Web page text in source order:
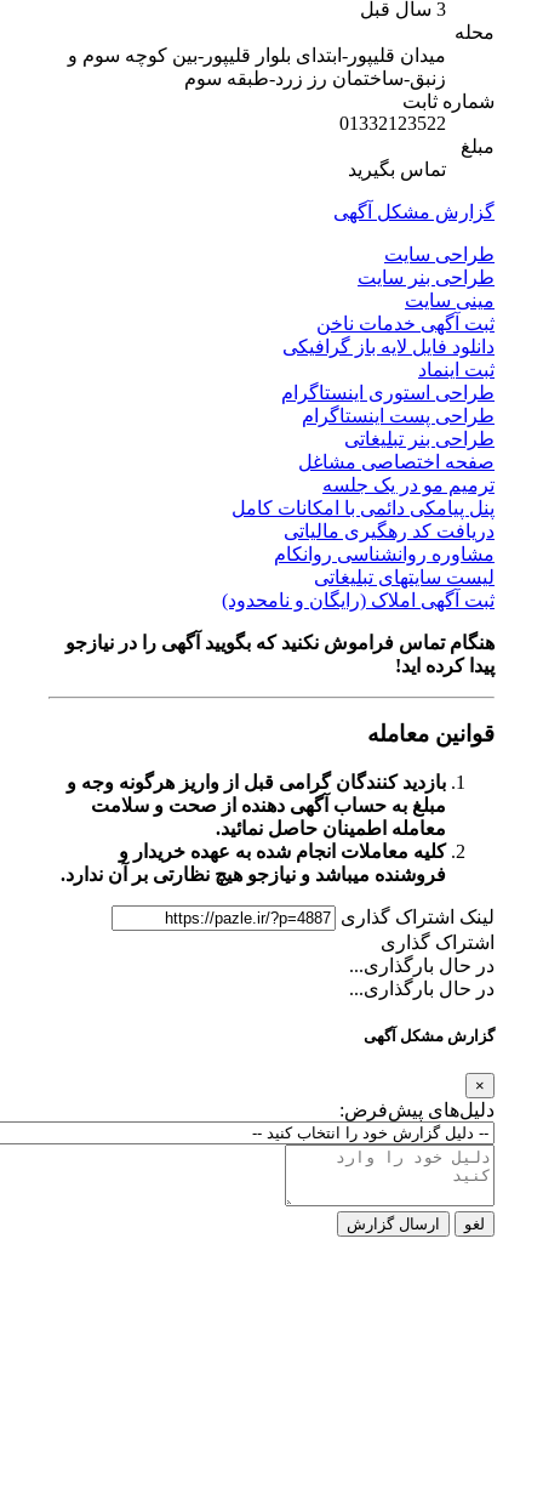
میدان قلیپور-ابتدای بلوار قلیپور-بین کوچه سوم و
زنبق-ساختمان رز زرد-طبقه سوم
شماره ثابت
01332123522
تماس بگیرید
گزارش مشکل آگهی
طراحی سایت
طراحی بنر سایت
مینی سایت
ثبت آگهی خدمات ناخن
دانلود فایل لایه باز گرافیکی
ثبت اینماد
طراحی استوری اینستاگرام
طراحی پست اینستاگرام
طراحی بنر تبلیغاتی
صفحه اختصاصی مشاغل
ترمیم مو در یک جلسه
پنل پیامکی دائمی با امکانات کامل
دریافت کد رهگیری مالیاتی
مشاوره روانشناسی روانکام
لیست سایتهای تبلیغاتی
ثبت آگهی املاک (رایگان و نامحدود)
هنگام تماس فراموش نکنید که بگویید آگهی را در نیازجو
پیدا کرده اید!
قوانین معامله
بازدید کنندگان گرامی قبل از واریز هرگونه وجه و
مبلغ به حساب آگهی دهنده از صحت و سلامت
معامله اطمینان حاصل نمائید.
کلیه معاملات انجام شده به عهده خریدار و
فروشنده میباشد و نیازجو هیچ نظارتی بر آن ندارد.
لینک اشتراک گذاری
اشتراک گذاری
در حال بارگذاری...
در حال بارگذاری...
گزارش مشکل آگهی
دلیل‌های پیش‌فرض:
ارسال گزارش